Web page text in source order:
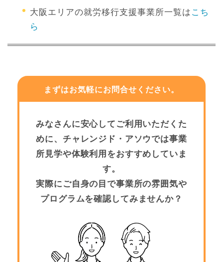
大阪エリアの就労移行支援事業所一覧は こち
ら
まずはお気軽にお問合せください。
みなさんに安心してご利用いただくた
めに、チャレンジド・アソウでは事業
所見学や体験利用をおすすめしていま
す。
実際にご自身の目で事業所の雰囲気や
プログラムを確認してみませんか？